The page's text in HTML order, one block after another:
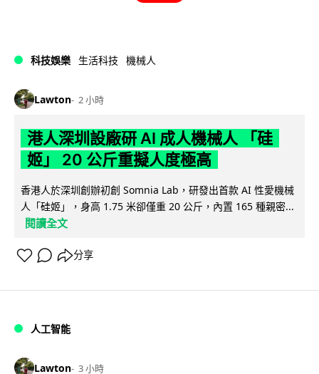
科技娛樂 生活科技 機械人
Lawton 2 小時
港人深圳設廠研 AI 成人機械人 「硅
姬」 20 公斤重擬人度極高
香港人於深圳創辦初創 Somnia Lab，研發出首款 AI 性愛機械
人「硅姬」，身高 1.75 米卻僅重 20 公斤，內置 165 種親密...
閱讀全文
分享
人工智能
Lawton 3 小時